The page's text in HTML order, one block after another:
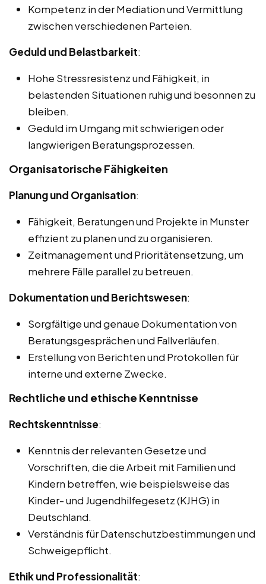
Kompetenz in der Mediation und Vermittlung
zwischen verschiedenen Parteien.
Geduld und Belastbarkeit:
Hohe Stressresistenz und Fähigkeit, in
belastenden Situationen ruhig und besonnen zu
bleiben.
Geduld im Umgang mit schwierigen oder
langwierigen Beratungsprozessen.
Organisatorische Fähigkeiten
Planung und Organisation:
Fähigkeit, Beratungen und Projekte in Munster
effizient zu planen und zu organisieren.
Zeitmanagement und Prioritätensetzung, um
mehrere Fälle parallel zu betreuen.
Dokumentation und Berichtswesen:
Sorgfältige und genaue Dokumentation von
Beratungsgesprächen und Fallverläufen.
Erstellung von Berichten und Protokollen für
interne und externe Zwecke.
Rechtliche und ethische Kenntnisse
Rechtskenntnisse:
Kenntnis der relevanten Gesetze und
Vorschriften, die die Arbeit mit Familien und
Kindern betreffen, wie beispielsweise das
Kinder- und Jugendhilfegesetz (KJHG) in
Deutschland.
Verständnis für Datenschutzbestimmungen und
Schweigepflicht.
Ethik und Professionalität: